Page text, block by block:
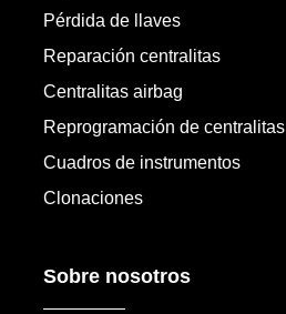
Pérdida de llaves
Reparación centralitas
Centralitas airbag
Reprogramación de centralitas
Cuadros de instrumentos
Clonaciones
Sobre nosotros